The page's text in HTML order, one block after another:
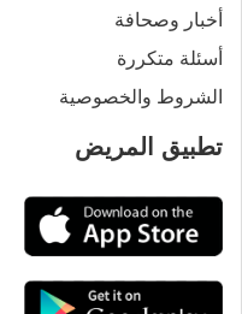
أخبار وصحافة
أسئلة متكررة
الشروط والخصوصية
تطبيق المريض